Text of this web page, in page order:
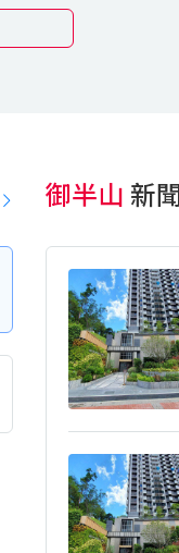
御半山 新聞